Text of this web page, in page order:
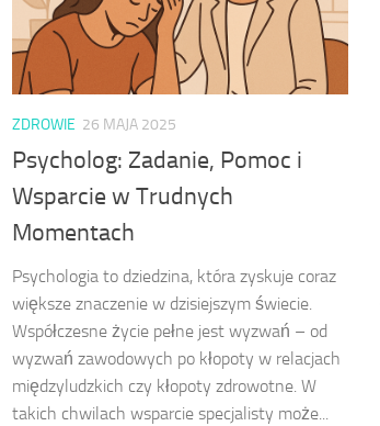
ZDROWIE 26 MAJA 2025
Psycholog: Zadanie, Pomoc i
Wsparcie w Trudnych
Momentach
Psychologia to dziedzina, która zyskuje coraz
większe znaczenie w dzisiejszym świecie.
Współczesne życie pełne jest wyzwań – od
wyzwań zawodowych po kłopoty w relacjach
międzyludzkich czy kłopoty zdrowotne. W
takich chwilach wsparcie specjalisty może...